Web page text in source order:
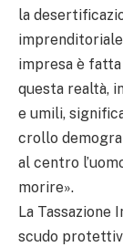
la
impresa è
questa realtà,
e umili,
crollo
al centro
morire».
La Tassazione
scudo